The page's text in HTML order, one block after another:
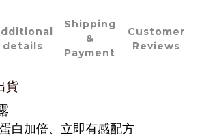
details
Shipping
&
Payment
Customer
Reviews
貨
白加倍、立即有感配方